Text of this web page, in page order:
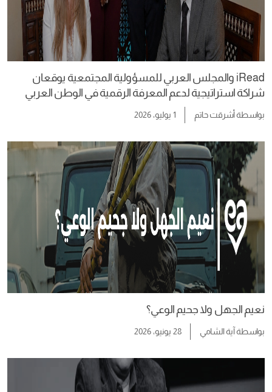
iRead والمجلس العربي للمسؤولية المجتمعية يوقعان
شراكة استراتيجية لدعم المعرفة الرقمية في الوطن العربي
بواسطةأشرقت حاتم 1 يوليو، 2026
نعيم الجهل ولا جحيم الوعي؟
بواسطةآية الشامي 28 يونيو، 2026